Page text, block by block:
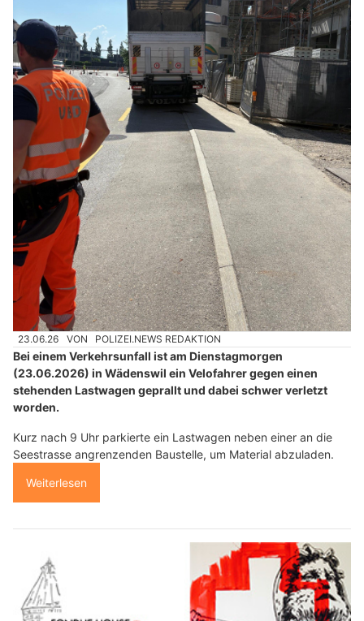
23.06.26 VON POLIZEI.NEWS REDAKTION
Bei einem Verkehrsunfall ist am Dienstagmorgen
(23.06.2026) in Wädenswil ein Velofahrer gegen einen
stehenden Lastwagen geprallt und dabei schwer verletzt
worden.
Kurz nach 9 Uhr parkierte ein Lastwagen neben einer an die
Seestrasse angrenzenden Baustelle, um Material abzuladen.
Weiterlesen